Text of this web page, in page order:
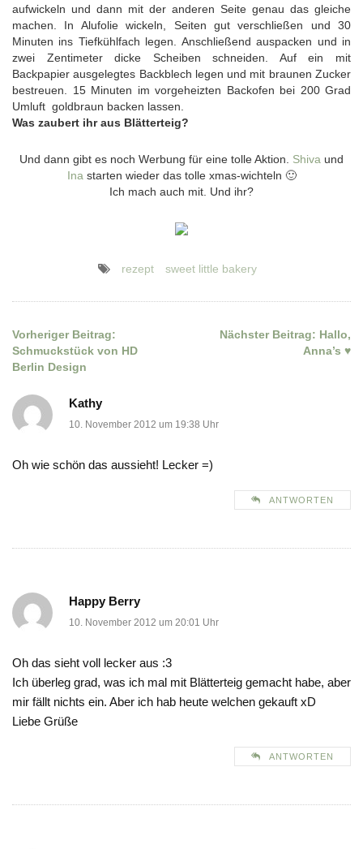
aufwickeln und dann mit der anderen Seite genau das gleiche
machen. In Alufolie wickeln, Seiten gut verschließen und 30
Minuten ins Tiefkühlfach legen. Anschließend auspacken und in
zwei Zentimeter dicke Scheiben schneiden. Auf ein mit
Backpapier ausgelegtes Backblech legen und mit braunen Zucker
bestreuen. 15 Minuten im vorgeheizten Backofen bei 200 Grad
Umluft goldbraun backen lassen.
Was zaubert ihr aus Blätterteig?
Und dann gibt es noch Werbung für eine tolle Aktion. Shiva und
Ina starten wieder das tolle xmas-wichteln 🙂
Ich mach auch mit. Und ihr?
rezept sweet little bakery
Beitragsnavigation
Vorheriger Beitrag:
Schmuckstück von HD
Berlin Design
Nächster Beitrag: Hallo,
Anna’s ♥
Kathy
10. November 2012 um 19:38 Uhr
Oh wie schön das aussieht! Lecker =)
ANTWORTEN
Happy Berry
10. November 2012 um 20:01 Uhr
Oh das sieht voll lecker aus :3
Ich überleg grad, was ich mal mit Blätterteig gemacht habe, aber
mir fällt nichts ein. Aber ich hab heute welchen gekauft xD
Liebe Grüße
ANTWORTEN